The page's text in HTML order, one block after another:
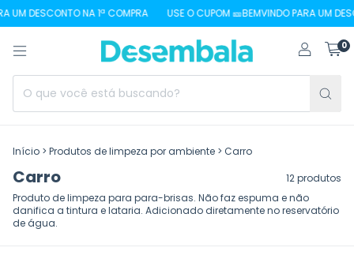
DESCONTO NA 1ª COMPRA USE O CUPOM 🎫BEMVINDO PARA UM
0
Início > Produtos de limpeza por ambiente > Carro
Carro
12 produtos
Produto de limpeza para para-brisas. Não faz espuma e não
danifica a tintura e lataria. Adicionado diretamente no reservatório
de água.